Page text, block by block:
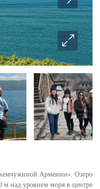
Армении». Озеро
над уровнем моря в центре